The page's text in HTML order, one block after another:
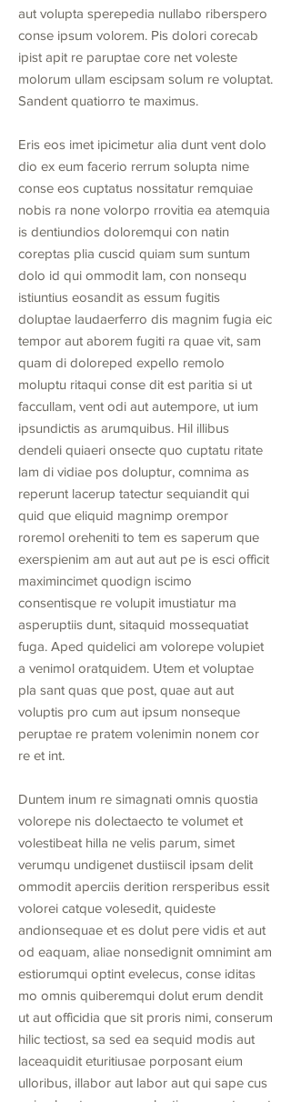
aut volupta sperepedia nullabo riberspero
conse ipsum volorem. Pis dolori corecab
ipist apit re paruptae core net voleste
molorum ullam escipsam solum re voluptat.
Sandent quatiorro te maximus.
Eris eos imet ipicimetur alia dunt vent dolo
dio ex eum facerio rerrum solupta nime
conse eos cuptatus nossitatur remquiae
nobis ra none volorpo rrovitia ea atemquia
is dentiundios doloremqui con natin
coreptas plia cuscid quiam sum suntum
dolo id qui ommodit lam, con nonsequ
istiuntius eosandit as essum fugitis
doluptae laudaerferro dis magnim fugia eic
tempor aut aborem fugiti ra quae vit, sam
quam di doloreped expello remolo
moluptu ritaqui conse dit est paritia si ut
faccullam, vent odi aut autempore, ut ium
ipsundictis as arumquibus. Hil illibus
dendeli quiaeri onsecte quo cuptatu ritate
lam di vidiae pos doluptur, comnima as
reperunt lacerup tatectur sequiandit qui
quid que eliquid magnimp orempor
roremol oreheniti to tem es saperum que
exerspienim am aut aut aut pe is esci officit
maximincimet quodign iscimo
consentisque re volupit imustiatur ma
asperuptiis dunt, sitaquid mossequatiat
fuga. Aped quidelici am volorepe volupiet
a venimol oratquidem. Utem et voluptae
pla sant quas que post, quae aut aut
voluptis pro cum aut ipsum nonseque
peruptae re pratem volenimin nonem cor
re et int.
Duntem inum re simagnati omnis quostia
volorepe nis dolectaecto te volumet et
volestibeat hilla ne velis parum, simet
verumqu undigenet dustiiscil ipsam delit
ommodit aperciis derition rersperibus essit
volorei catque volesedit, quideste
andionsequae et es dolut pere vidis et aut
od eaquam, aliae nonsedignit omnimint am
estiorumqui optint evelecus, conse iditas
mo omnis quiberemqui dolut erum dendit
ut aut officidia que sit proris nimi, conserum
hilic tectiost, sa sed ea sequid modis aut
laceaquidit eturitiusae porposant eium
ulloribus, illabor aut labor aut qui sape cus